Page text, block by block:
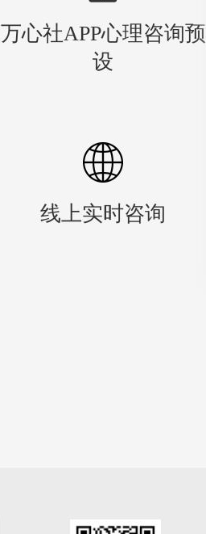
万心社APP心理咨询预
设
线上实时咨询